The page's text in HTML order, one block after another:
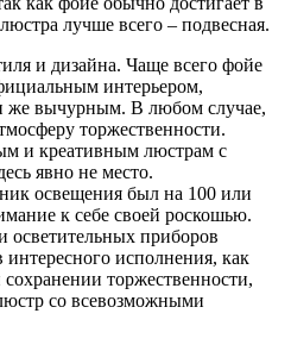
лучше всего – подвесная.
и дизайна. Чаще всего фойе
интерьером,
же вычурным. В любом случае,
торжественности.
и креативным люстрам с
явно не место.
освещения был на 100 или
к себе своей роскошью.
осветительных приборов
интересного исполнения, как
торжественности,
со всевозможными